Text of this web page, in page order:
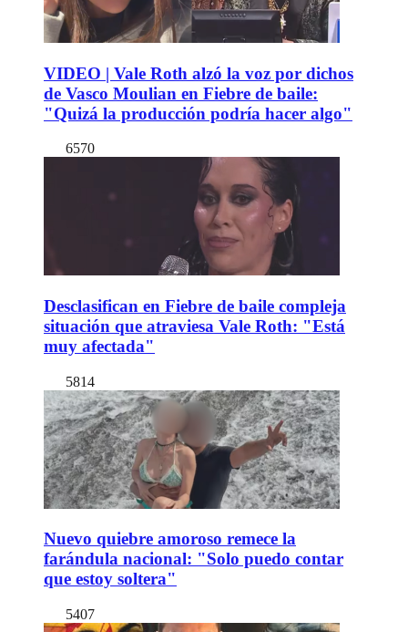
VIDEO | Vale Roth alzó la voz por dichos
de Vasco Moulian en Fiebre de baile:
"Quizá la producción podría hacer algo"
6570
Desclasifican en Fiebre de baile compleja
situación que atraviesa Vale Roth: "Está
muy afectada"
5814
Nuevo quiebre amoroso remece la
farándula nacional: "Solo puedo contar
que estoy soltera"
5407